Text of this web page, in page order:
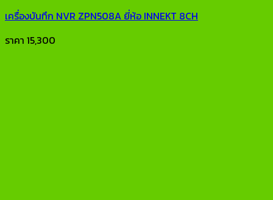
เครื่องบันทึก NVR ZPN508A ยี่ห้อ INNEKT 8CH
ราคา 15,300